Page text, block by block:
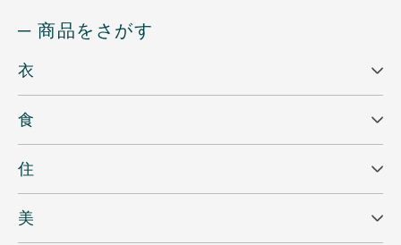
─ 商品をさがす
衣
食
住
美